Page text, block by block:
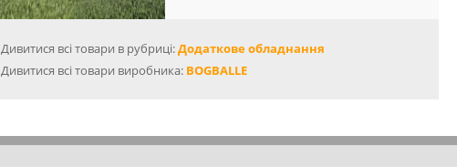
Дивитися всі товари в рубриці:Додаткове обладнання
Дивитися всі товари виробника: BOGBALLE